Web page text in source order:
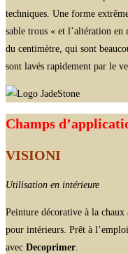
techniques. Une forme
sable trous « et l’altération en
du centimètre, qui sont
sont lavés rapidement par le
Champs
VISIONI
Utilisation en intérieure
Peinture décorative à la chaux
pour intérieurs. Prêt à
avec Decoprimer.